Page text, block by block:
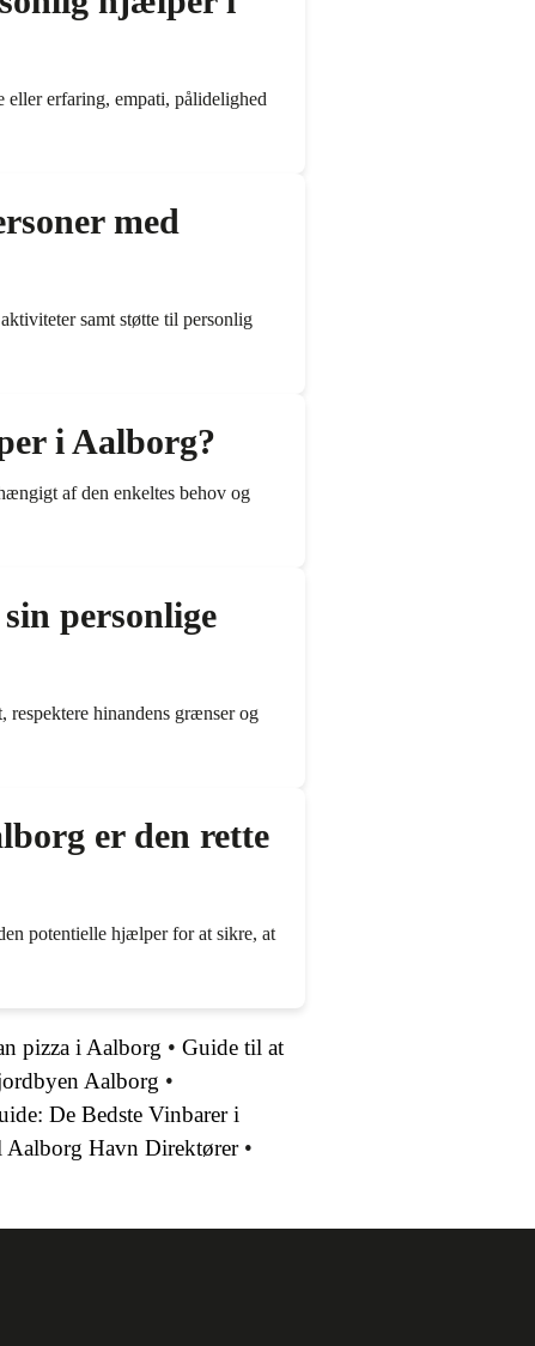
erfaring, empati, pålidelighed
med
samt støtte til personlig
i Aalborg?
af den enkeltes behov og
personlige
hinandens grænser og
er den rette
potentielle hjælper for at sikre, at
pizza i Aalborg • Guide til at
Aalborg •
De Bedste Vinbarer i
Aalborg Havn Direktører•